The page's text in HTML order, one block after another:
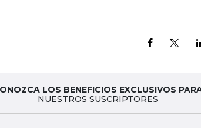
LOS BENEFICIOS EXCLUSIVOS
NUESTROS SUSCRIPTORES